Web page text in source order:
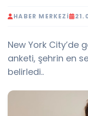
HABER MERKEZI
New York City’de
anketi, şehrin en
belirledi..